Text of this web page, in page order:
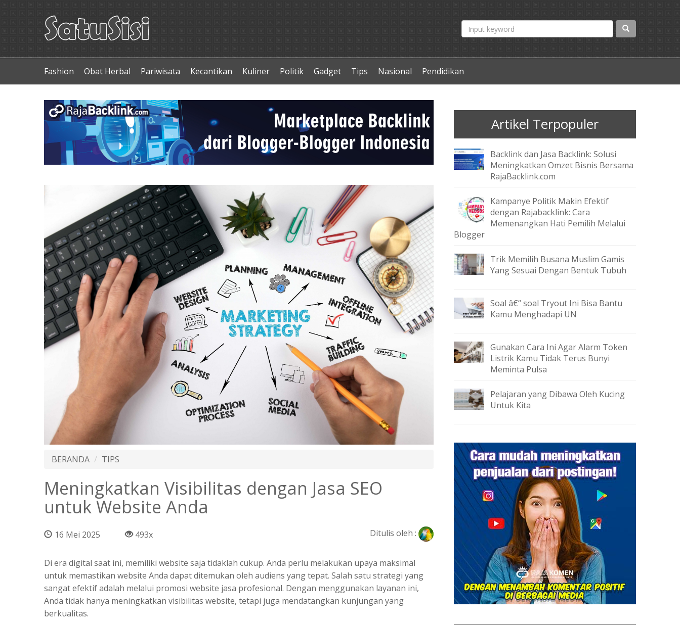
Fashion Obat Herbal Pariwisata Kecantikan Kuliner Politik Gadget Tips Nasional Pendidikan
BERANDA TIPS
Meningkatkan Visibilitas dengan Jasa SEO
untuk Website Anda
16 Mei 2025 493x Ditulis oleh :
Di era digital saat ini, memiliki website saja tidaklah cukup. Anda perlu melakukan upaya maksimal
untuk memastikan website Anda dapat ditemukan oleh audiens yang tepat. Salah satu strategi yang
sangat efektif adalah melalui promosi website jasa profesional. Dengan menggunakan layanan ini,
Anda tidak hanya meningkatkan visibilitas website, tetapi juga mendatangkan kunjungan yang
berkualitas.
Artikel Terpopuler
Backlink dan Jasa Backlink: Solusi
Meningkatkan Omzet Bisnis Bersama
RajaBacklink.com
Kampanye Politik Makin Efektif
dengan Rajabacklink: Cara
Memenangkan Hati Pemilih Melalui
Blogger
Trik Memilih Busana Muslim Gamis
Yang Sesuai Dengan Bentuk Tubuh
Soal â€“ soal Tryout Ini Bisa Bantu
Kamu Menghadapi UN
Gunakan Cara Ini Agar Alarm Token
Listrik Kamu Tidak Terus Bunyi
Meminta Pulsa
Pelajaran yang Dibawa Oleh Kucing
Untuk Kita